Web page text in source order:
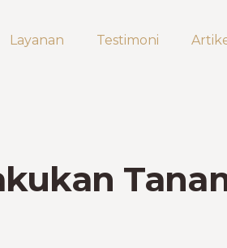
Layanan Testimoni